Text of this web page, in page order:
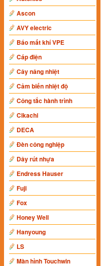
Ascon
AVY electric
Báo mất khí VPE
Cáp điện
Cây nâng nhiệt
Cảm biến nhiệt độ
Công tắc hành trình
Cikachi
DECA
Đèn công nghiệp
Dây rút nhựa
Endress Hauser
Fuji
Fox
Honey Well
Hanyoung
LS
Màn hình Touchwin